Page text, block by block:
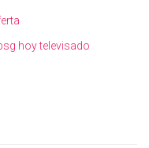
hoy televisado